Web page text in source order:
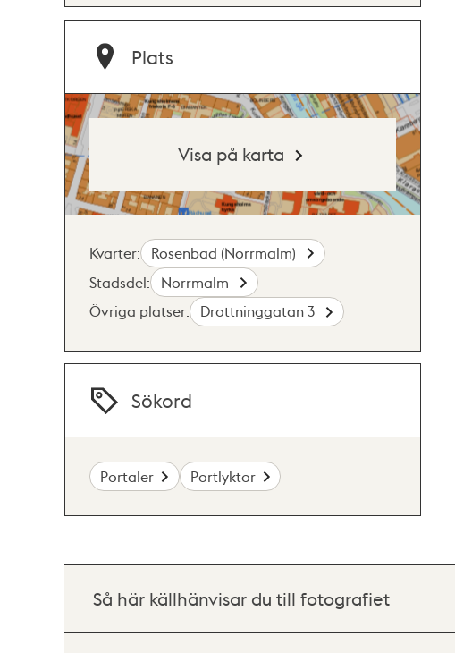
Plats
Visa på karta
Kvarter:
Rosenbad (Norrmalm)
Stadsdel:
Norrmalm
Övriga platser:
Drottninggatan 3
Sökord
Portaler Portlyktor
Så här källhänvisar du till fotografiet